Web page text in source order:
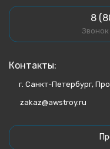
8
Контакты:
г. Санкт-Петербург,
zakaz@awstroy.ru